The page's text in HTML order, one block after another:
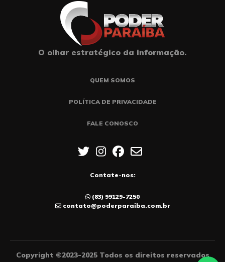
O olhar estratégico da informação.
QUEM SOMOS
POLÍTICA DE PRIVACIDADE
FALE CONOSCO
Contate-nos:
(83) 99129-7250
contato@poderparaiba.com.br
Copyright ©2023-2025 Todos os direitos reservados